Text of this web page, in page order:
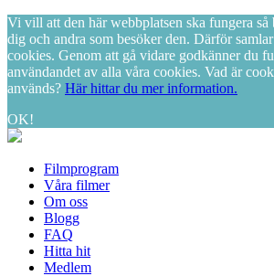
Vi vill att den här webbplatsen ska fungera
dig och andra som besöker den. Därför
cookies. Genom att gå vidare godkänner du
användandet av alla våra cookies. Vad är
används? Här hittar du mer information.
OK!
Filmprogram
Våra filmer
Om oss
Blogg
FAQ
Hitta hit
Medlem